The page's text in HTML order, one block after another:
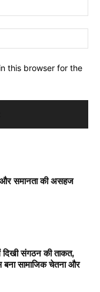
this browser for the
और समानता की असहज
दिखी संगठन की ताकत,
बना सामाजिक चेतना और